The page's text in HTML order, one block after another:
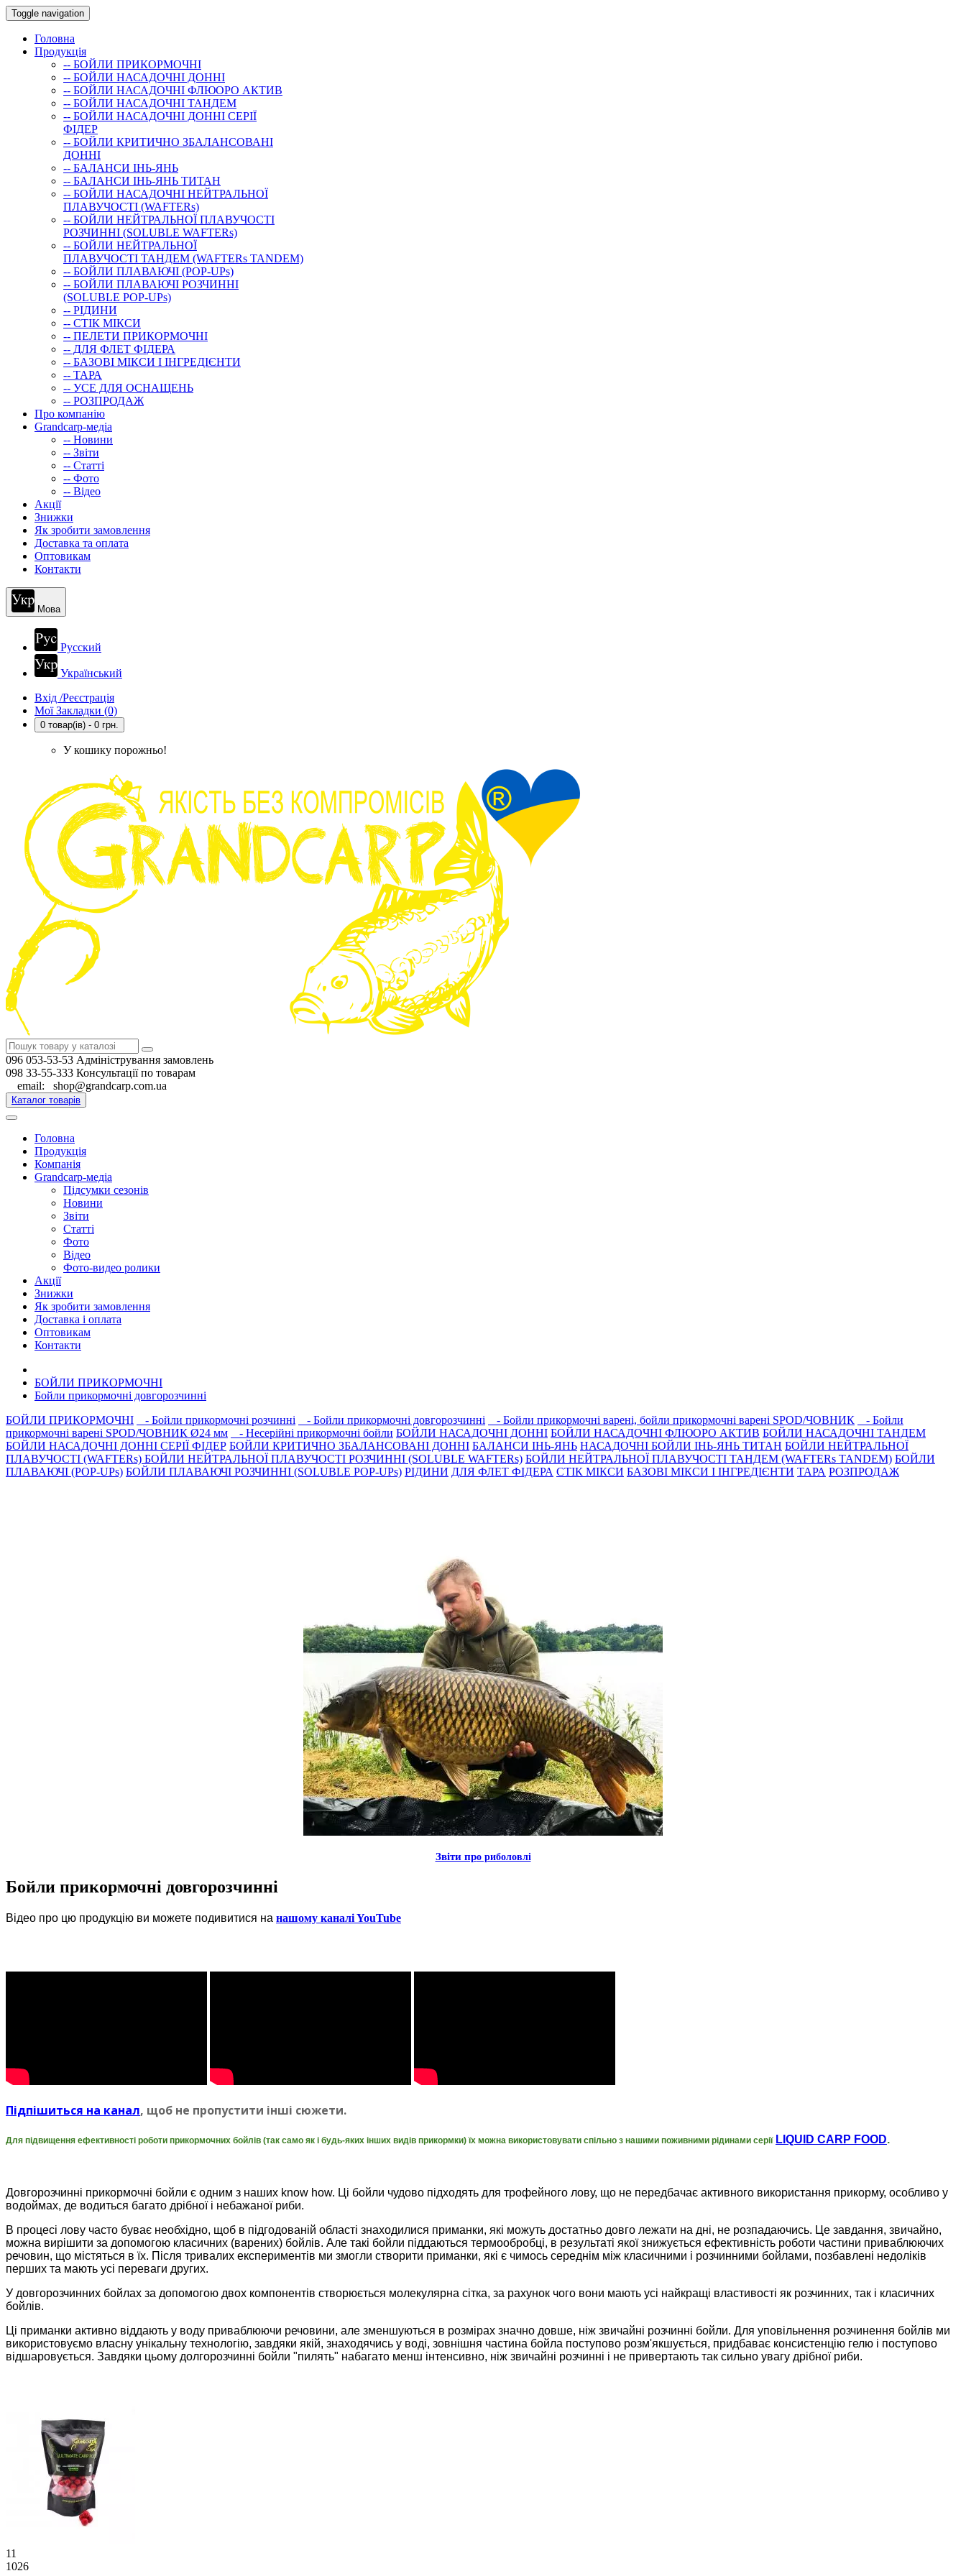
Toggle navigation
Головна
Продукція
-- БОЙЛИ ПРИКОРМОЧНI
-- БОЙЛИ НАСАДОЧНI ДОННI
-- БОЙЛИ НАСАДОЧНІ ФЛЮОРО АКТИВ
-- БОЙЛИ НАСАДОЧНІ ТАНДЕМ
-- БОЙЛИ НАСАДОЧНI ДОННI СЕРIÏ
ФIДЕР
-- БОЙЛИ КРИТИЧНО ЗБАЛАНСОВАНІ
ДОННІ
-- БАЛАНСИ ІНЬ-ЯНЬ
-- БАЛАНСИ ІНЬ-ЯНЬ ТИТАН
-- БОЙЛИ НАСАДОЧНI НЕЙТРАЛЬНОÏ
ПЛАВУЧОСТI (WAFTERs)
-- БОЙЛИ НЕЙТРАЛЬНОЇ ПЛАВУЧОСТІ
РОЗЧИННІ (SOLUBLE WAFTERs)
-- БОЙЛИ НЕЙТРАЛЬНОЇ
ПЛАВУЧОСТІ ТАНДЕМ (WAFTERs TANDEM)
-- БОЙЛИ ПЛАВАЮЧІ (POP-UPs)
-- БОЙЛИ ПЛАВАЮЧI РОЗЧИННI
(SOLUBLE POP-UPs)
-- РIДИНИ
-- СТIК МIКСИ
-- ПЕЛЕТИ ПРИКОРМОЧНІ
-- ДЛЯ ФЛЕТ ФІДЕРА
-- БАЗОВІ МІКСИ І ІНГРЕДІЄНТИ
-- ТАРА
-- УСЕ ДЛЯ ОСНАЩЕНЬ
-- РОЗПРОДАЖ
Про компанію
Grandcarp-медіа
-- Новини
-- Звіти
-- Статті
-- Фото
-- Відео
Акції
Знижки
Як зробити замовлення
Доставка та оплата
Оптовикам
Контакти
Мова
Русский
Український
Вхід /Реєстрація
Мої Закладки (0)
0 товар(ів) - 0 грн.
У кошику порожньо!
096 053-53-53 Адміністрування замовлень
098 33-55-333 Консультації по товарам
email: shop@grandcarp.com.ua
Каталог товарів
Головна
Продукція
Компанія
Grandcarp-медіа
Підсумки сезонів
Новини
Звіти
Статті
Фото
Відео
Фото-видео ролики
Акції
Знижки
Як зробити замовлення
Доставка і оплата
Оптовикам
Контакти
БОЙЛИ ПРИКОРМОЧНI
Бойли прикормочні довгорозчиннi
БОЙЛИ ПРИКОРМОЧНI
- Бойли прикормочні розчинні - Бойли прикормочні довгорозчиннi - Бойли прикормочні варенi, бойли прикормочні варенi SPOD/ЧОВНИК
- Бойли
прикормочні варені SPOD/ЧОВНИК Ø24 мм
- Несерiйнi прикормочнi бойли БОЙЛИ НАСАДОЧНI ДОННI БОЙЛИ НАСАДОЧНІ ФЛЮОРО АКТИВ БОЙЛИ НАСАДОЧНІ ТАНДЕМ
БОЙЛИ НАСАДОЧНI ДОННI СЕРIÏ ФIДЕР БОЙЛИ КРИТИЧНО ЗБАЛАНСОВАНІ ДОННІ БАЛАНСИ ІНЬ-ЯНЬ НАСАДОЧНІ БОЙЛИ ІНЬ-ЯНЬ ТИТАН БОЙЛИ НЕЙТРАЛЬНОÏ
ПЛАВУЧОСТI (WAFTERs) БОЙЛИ НЕЙТРАЛЬНОЇ ПЛАВУЧОСТІ РОЗЧИННІ (SOLUBLE WAFTERs) БОЙЛИ НЕЙТРАЛЬНОЇ ПЛАВУЧОСТІ ТАНДЕМ (WAFTERs TANDEM) БОЙЛИ
ПЛАВАЮЧІ (POP-UPs) БОЙЛИ ПЛАВАЮЧI РОЗЧИННI (SOLUBLE POP-UPs) РIДИНИ ДЛЯ ФЛЕТ ФІДЕРА СТIК МIКСИ БАЗОВІ МІКСИ І ІНГРЕДІЄНТИ ТАРА РОЗПРОДАЖ
Звiти про риболовлi
Бойли прикормочні довгорозчиннi
Відео про цю продукцію ви можете подивитися на нашому каналi YouTube
Пiдпiшиться на канал, щоб не пропустити iншi сюжети.
Для підвищення ефективності роботи прикормочних бойлів (так само як і будь-яких інших видів прикормки) їх можна використовувати спільно з нашими поживними рідинами серії LIQUID CARP FOOD.
Довгорозчиннi прикормочні бойли є одним з наших know how. Ці бойли чудово підходять для трофейного лову, що не передбачає активного використання прикорму, особливо у
водоймах, де водиться багато дрібної і небажаної риби.
В процесі лову часто буває необхідно, щоб в підгодованій області знаходилися приманки, які можуть достатньо довго лежати на дні, не розпадаючись. Це завдання, звичайно,
можна вирішити за допомогою класичних (варених) бойлiв. Але такі бойли піддаються термообробці, в результаті якої знижується ефективність роботи частини приваблюючих
речовин, що містяться в їх. Після тривалих експериментів ми змогли створити приманки, якi є чимось середнім між класичними і розчинними бойлами, позбавлені недоліків
перших та мають усі переваги других.
У довгорозчинних бойлах за допомогою двох компонентів створюється молекулярна сітка, за рахунок чого вони мають усі найкращі властивості як розчинних, так і класичних
бойлiв.
Ці приманки активно віддають у воду приваблюючи речовини, але зменшуються в розмірах значно довше, ніж звичайні розчинні бойли. Для уповільнення розчинення бойлiв ми
використовуємо власну унікальну технологію, завдяки якій, знаходячись у воді, зовнішня частина бойла поступово розм'якшується, придбаває консистенцію гелю і поступово
відшаровується. Завдяки цьому долгорозчиннi бойли "пилять" набагато менш інтенсивно, нiж звичайні розчинні і не привертають так сильно увагу дрібної риби.
11
1026